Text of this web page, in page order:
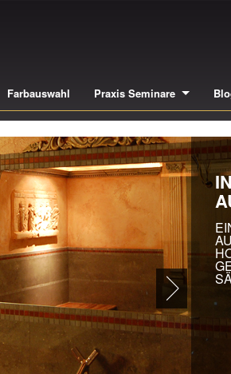
Farbauswahl Praxis Seminare